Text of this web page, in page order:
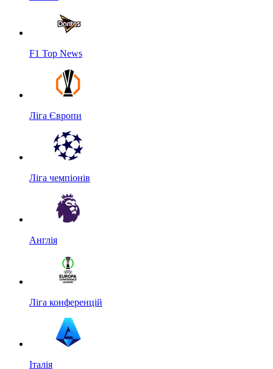
F1 Top News
Ліга Європи
Ліга чемпіонів
Англія
Ліга конференцій
Італія